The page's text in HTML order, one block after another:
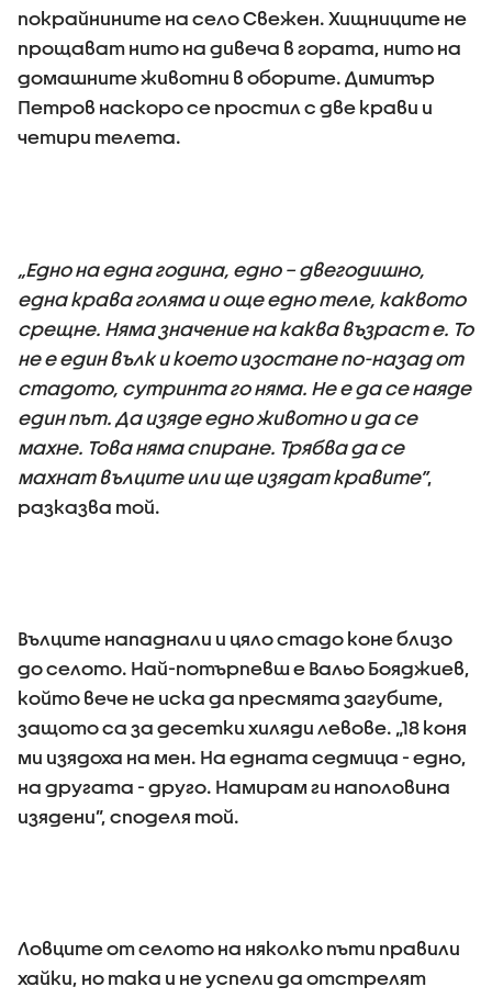
покрайнините на село Свежен. Хищниците не
прощават нито на дивеча в гората, нито на
домашните животни в оборите. Димитър
Петров наскоро се простил с две крави и
четири телета.
„Едно на една година, едно – двегодишно,
една крава голяма и още едно теле, каквото
срещне. Няма значение на каква възраст е. То
не е един вълк и което изостане по-назад от
стадото, сутринта го няма. Не е да се наяде
един път. Да изяде едно животно и да се
махне. Това няма спиране. Трябва да се
махнат вълците или ще изядат кравите”,
разказва той.
Вълците нападнали и цяло стадо коне близо
до селото. Най-потърпевш е Вальо Бояджиев,
който вече не иска да пресмята загубите,
защото са за десетки хиляди левове. „18 коня
ми изядоха на мен. На едната седмица - едно,
на другата - друго. Намирам ги наполовина
изядени”, споделя той.
Ловците от селото на няколко пъти правили
хайки, но така и не успели да отстрелят